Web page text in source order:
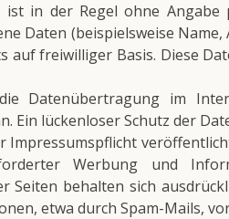
in der Regel ohne Angabe
Daten (beispielsweise
auf freiwilliger Basis. Diese
Datenübertragung im
Ein lückenloser Schutz der
Impressumspflicht
Werbung und
Seiten behalten sich
etwa durch Spam-Mails,